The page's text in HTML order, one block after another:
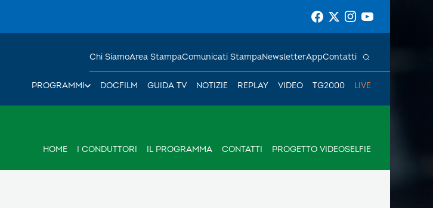
PROGRAMMI DOCFILM GUIDA TV NOTIZIE REPLAY VIDEO TG2000 LIVE
Chi SiamoArea StampaComunicati StampaNewsletterAppContatti
HOME I CONDUTTORI IL PROGRAMMA CONTATTI PROGETTO VIDEOSELFIE